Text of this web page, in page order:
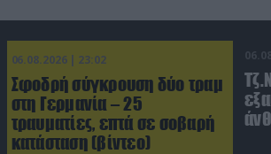
06.08.2026 | 23:02
Σφοδρή σύγκρουση δύο τραμ
στη Γερμανία – 25
τραυματίες, επτά σε σοβαρή
κατάσταση (βίντεο)